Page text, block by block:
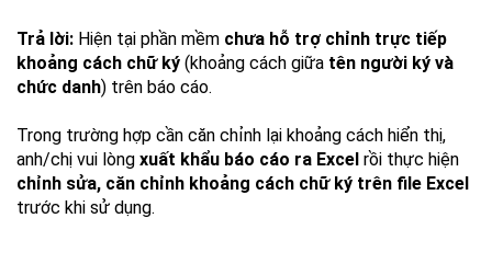
Trả lời: Hiện tại phần mềm chưa hỗ trợ chỉnh trực tiếp
khoảng cách chữ ký (khoảng cách giữa tên người ký và
chức danh) trên báo cáo.
Trong trường hợp cần căn chỉnh lại khoảng cách hiển thị,
anh/chị vui lòng xuất khẩu báo cáo ra Excel rồi thực hiện
chỉnh sửa, căn chỉnh khoảng cách chữ ký trên file Excel
trước khi sử dụng.